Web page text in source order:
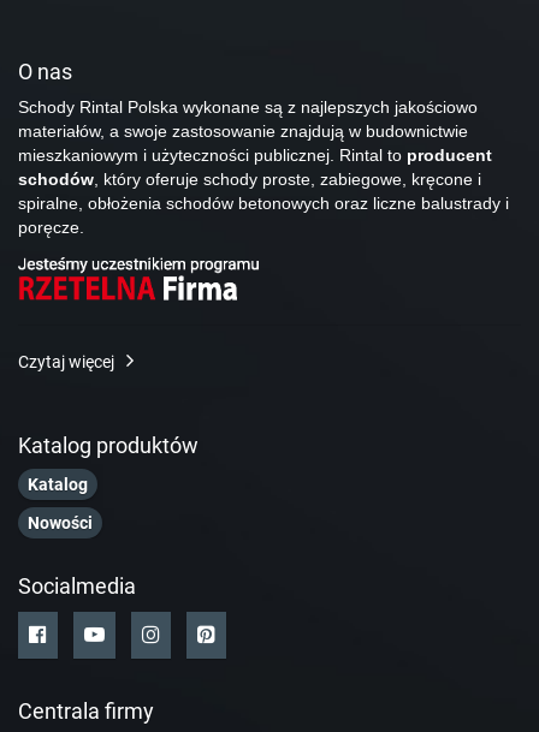
O nas
Schody Rintal Polska wykonane są z najlepszych jakościowo
materiałów, a swoje zastosowanie znajdują w budownictwie
mieszkaniowym i użyteczności publicznej. Rintal to producent
schodów, który oferuje schody proste, zabiegowe, kręcone i
spiralne, obłożenia schodów betonowych oraz liczne balustrady i
poręcze.
Czytaj więcej
Katalog produktów
Katalog
Nowości
Socialmedia
Centrala firmy